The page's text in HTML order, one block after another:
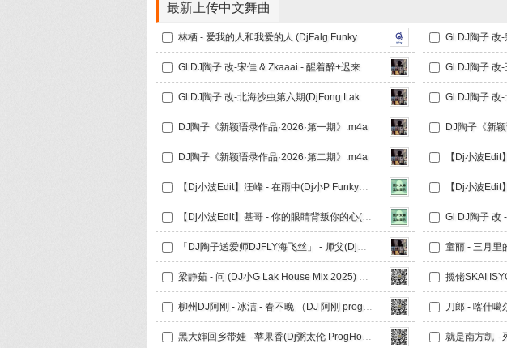
最新上传中文舞曲
林栖 - 爱我的人和我爱的人 (DjFalg FunkyHouse Remix)
Gl DJ陶子 改-宋佳 & Zkaaai - 醒着醉+迟来的情话 (DJZR ProgHouse Rmx 2025).m4a
Gl DJ陶子 改-北海沙虫第六期(DjFong LakHouse Rmx 2023).m4a
DJ陶子《新颖语录作品·2026·第一期》.m4a DJ陶子《新
DJ陶子《新颖语录作品·2026·第二期》.m4a
【Dj小波Edit】汪峰 - 在雨中(Dj小P FunkyHouse Remix)天空鼓V2.m4a
【Dj小波Edit】基哥 - 你的眼睛背叛你的心(Dj小P FunkyHouse Remix)天空鼓V2.m4a
「DJ陶子送爱师DJFLY海飞丝」 - 师父(Dj赫赫 2025 Remix).m4a
梁静茹 - 问 (DJ小G Lak House Mix 2025) 口水精修版.m4a
柳州DJ阿刚 - 冰洁 - 春不晚 （DJ 阿刚 proghouse MIX 2024 国语女）(2).m4a
黑大婶回乡带娃 - 苹果香(Dj粥太伦 ProgHouse Remix).m4a